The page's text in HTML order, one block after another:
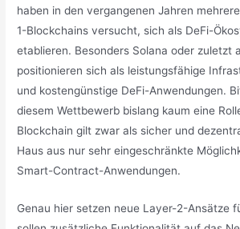
haben in den vergangenen Jahren
1-Blockchains versucht, sich als DeFi-
etablieren. Besonders Solana oder zuletzt
positionieren sich als leistungsfähige
und kostengünstige DeFi-Anwendungen.
diesem Wettbewerb bislang kaum eine
Blockchain gilt zwar als sicher und
Haus aus nur sehr eingeschränkte
Smart-Contract-Anwendungen.
Genau hier setzen neue Layer-2-Ansätze